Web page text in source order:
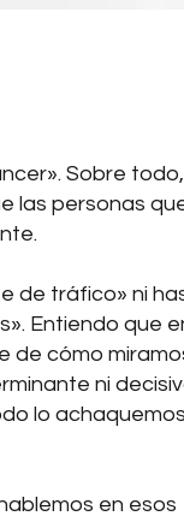
Sobre
las personas
de tráfico» ni
Entiendo que
de cómo
ni
lo
en esos